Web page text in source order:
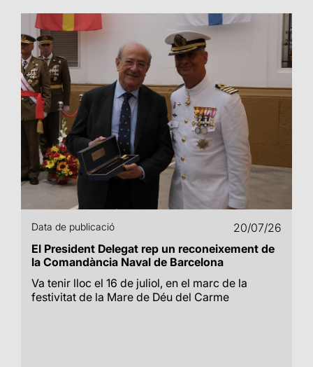
Data de publicació
20/07/26
El President Delegat rep un reconeixement de
la Comandància Naval de Barcelona
Va tenir lloc el 16 de juliol, en el marc de la
festivitat de la Mare de Déu del Carme